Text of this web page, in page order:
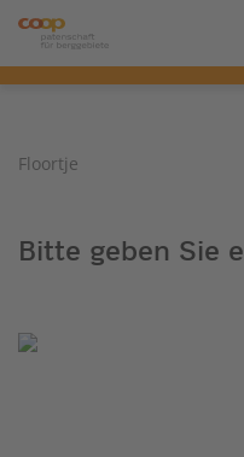
Floortje
Bitte geben Sie